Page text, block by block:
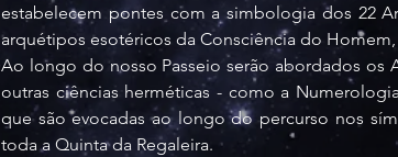
estabelecem pontes com a simbologia dos 22
arquétipos esotéricos da Consciência do
Ao longo do nosso Passeio serão abordados os
outras ciências herméticas - como a
que são evocadas ao longo do percurso nos
toda a Quinta da Regaleira.